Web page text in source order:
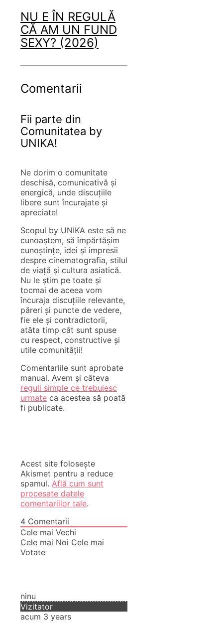
NU E ÎN REGULĂ
CĂ AM UN FUND
SEXY? (2026)
Comentarii
Fii parte din
Comunitatea by
UNIKA!
Ne dorim o comunitate
deschisă, comunicativă și
energică, unde discuțiile
libere sunt încurajate și
apreciate!
Scopul by UNIKA este să ne
cunoaștem, să împărtășim
cunoștințe, idei și impresii
despre cinematografia, stilul
de viață și cultura asiatică.
Nu le știm pe toate și
tocmai de aceea vom
încuraja discuțiile relevante,
păreri și puncte de vedere,
fie ele și contradictorii,
atâta timp cât sunt spuse
cu respect, constructive și
utile comunității!
Comentariile sunt aprobate
manual. Avem și câteva
reguli simple ce trebuiesc
urmate ca acestea să poată
fi publicate.
Acest site folosește
Akismet pentru a reduce
spamul. Află cum sunt
procesate datele
comentariilor tale.
4 Comentarii
Cele mai Vechi
Cele mai Noi Cele mai
Votate
ninu
Vizitator
acum 3 years